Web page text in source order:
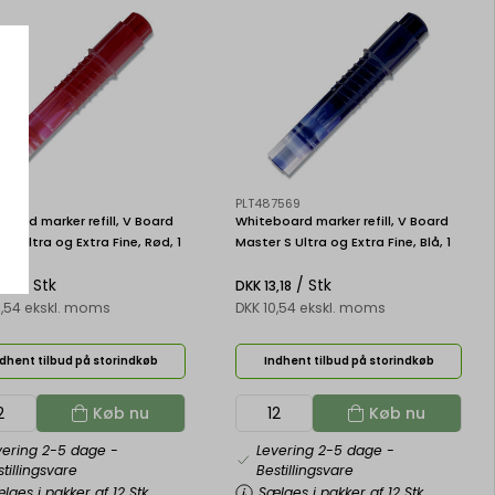
marker refill, V Board
S Ultra og Extra Fine, Rød, 1
/ Stk
ekskl. moms
tilbud på storindkøb
Køb nu
2-5 dage -
PLT487569
Whiteboard marker refill, V Board
Master S Ultra og Extra Fine, Blå, 1
L
DKK 13,18 / Stk
DKK 10,54 ekskl. moms
Indhent tilbud på storindkøb
Køb nu
Levering 2-5 dage-
Bestillingsvare